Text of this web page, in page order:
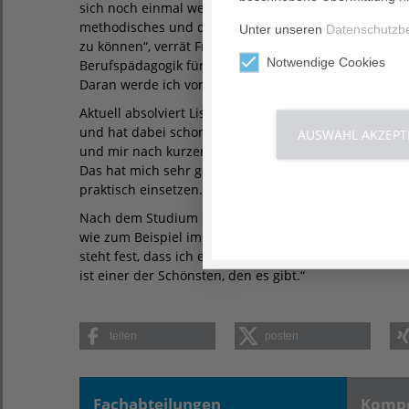
sich noch einmal weiterzuentwickeln: „Der
methodisches und didaktisches Wissen erweitern,
zu können“, verrät Frau Gärtner. „Deshalb habe ich
Berufspädagogik für Gesundheitsberufe,
Daran werde ich voraussichtlich einen
Aktuell absolviert Lisa Gärtner ihr 20-wöchiges
und hat dabei schon viele Erfahrungen sammeln
und mir nach kurzer Zeit bereits Verantwortung in
Das hat mich sehr gefreut und macht mir viel Spaß.
praktisch einsetzen. Auf die nächste Zeit freue ich
Nach dem Studium stehen Lisa Gärtner viele Türen
wie zum Beispiel im Fachbereich Fort- und
steht fest, dass ich einen Beruf wählen werde, bei
ist einer der Schönsten, den es gibt.“
teilen posten
Fachabteilungen
Unter unseren
Notwendige Cookies
AUSWAHL